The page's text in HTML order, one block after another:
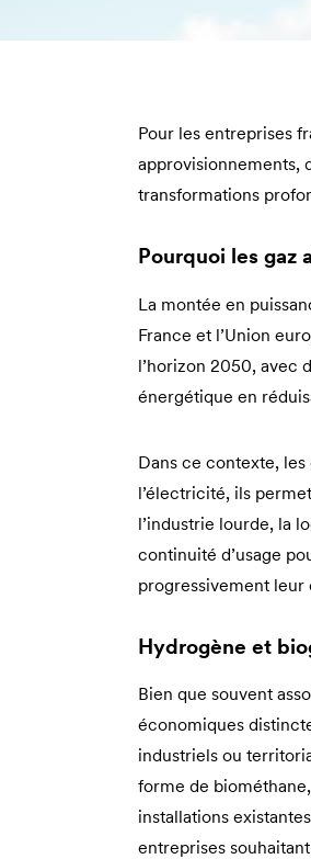
Pour les entreprises
approvisionnements,
transformations
Pourquoi les gaz
La montée en
France et l’Union
l’horizon 2050, avec
énergétique en
Dans ce contexte,
l’électricité, ils
l’industrie lourde, la
continuité d’usage
progressivement
Hydrogène et
Bien que souvent
économiques
industriels ou
forme de
installations
entreprises